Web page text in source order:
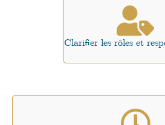
Clarifier les rôles et